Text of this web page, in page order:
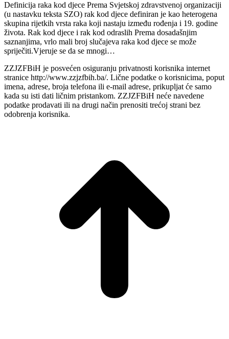
Definicija raka kod djece Prema Svjetskoj zdravstvenoj organizaciji
(u nastavku teksta SZO) rak kod djece definiran je kao heterogena
skupina rijetkih vrsta raka koji nastaju između rođenja i 19. godine
života. Rak kod djece i rak kod odraslih Prema dosadašnjim
saznanjima, vrlo mali broj slučajeva raka kod djece se može
spriječiti.Vjeruje se da se mnogi…
ZZJZFBiH je posvećen osiguranju privatnosti korisnika internet
stranice http://www.zzjzfbih.ba/. Lične podatke o korisnicima, poput
imena, adrese, broja telefona ili e-mail adrese, prikupljat će samo
kada su isti dati ličnim pristankom. ZZJZFBiH neće navedene
podatke prodavati ili na drugi način prenositi trećoj strani bez
odobrenja korisnika.